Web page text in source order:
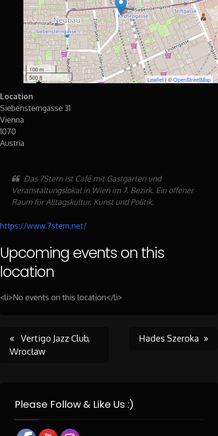
100 m
500 ft
Leaflet| ©OpenStreetMap
Location
Siebensterngasse 31
Vienna
1070
Austria
Das 7Sternist Cafémit Gastgarten und
Veranstaltungslokal in Wien im 7. Bezirk. Ein offener
Raum für Alltagskultur, Kunst und Politik.
https://www.7stern.net/
Upcoming events on this
location
<li>No events on this location</li>
Post
Vertigo Jazz Club,
Wrocław
Hades Szeroka
Please Follow & Like Us :)